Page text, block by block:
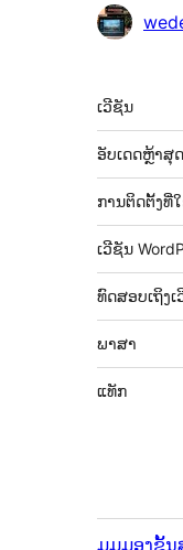
ພັດທະນາ
ຂໍ້ມູນ
ກຳກັບ
(Meta)
ເວີຊັນ
ອັບເດດຫຼ້າສຸ
ການຕິດຕັ້ງທີ່
ເວີຊັນ
ທົດສອບເຖິງ
ພາສາ
ແທັກ
ມຸມມອງຂັ້ນ